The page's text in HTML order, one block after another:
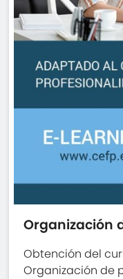
Organización
Obtención del
Organización de